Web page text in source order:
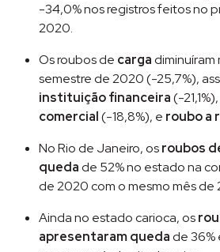
-34,0% nos registros feitos no
2020.
Os roubos de cargadiminuíram
semestre de 2020 (-25,7%),
instituição financeira(-21,1%),
comercial(-18,8%), e roubo a
No Rio de Janeiro, osroubos
quedade 52% no estado na
de 2020 com o mesmo mês de
Ainda no estado carioca, os
apresentaram quedade 36%